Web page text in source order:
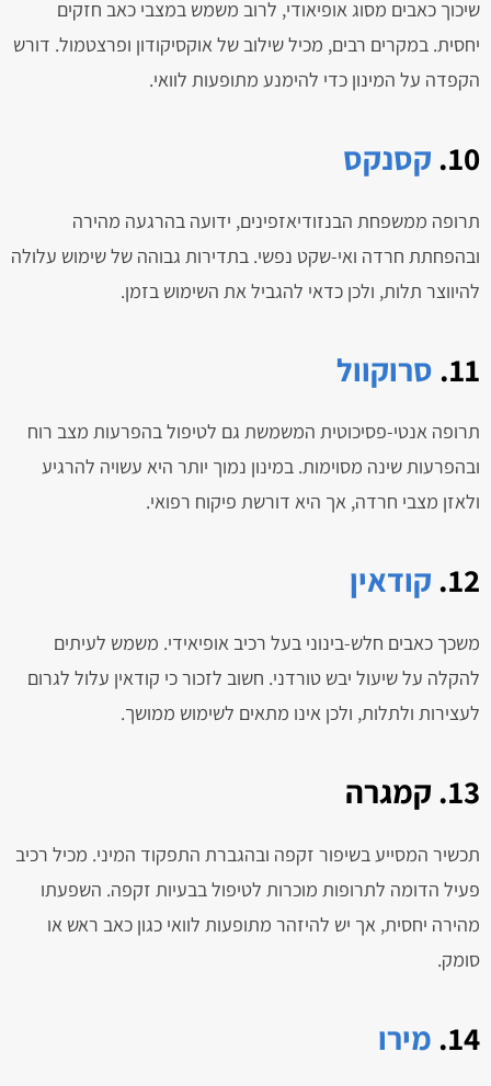
שיכוך כאבים מסוג אופיאודי, לרוב משמש במצבי כאב חזקים
יחסית. במקרים רבים, מכיל שילוב של אוקסיקודון ופרצטמול. דורש
הקפדה על המינון כדי להימנע מתופעות לוואי.
10. קסנקס
תרופה ממשפחת הבנזודיאזפינים, ידועה בהרגעה מהירה
ובהפחתת חרדה ואי-שקט נפשי. בתדירות גבוהה של שימוש עלולה
להיווצר תלות, ולכן כדאי להגביל את השימוש בזמן.
11. סרוקוול
תרופה אנטי-פסיכוטית המשמשת גם לטיפול בהפרעות מצב רוח
ובהפרעות שינה מסוימות. במינון נמוך יותר היא עשויה להרגיע
ולאזן מצבי חרדה, אך היא דורשת פיקוח רפואי.
12. קודאין
משכך כאבים חלש-בינוני בעל רכיב אופיאידי. משמש לעיתים
להקלה על שיעול יבש טורדני. חשוב לזכור כי קודאין עלול לגרום
לעצירות ולתלות, ולכן אינו מתאים לשימוש ממושך.
13. קמגרה
תכשיר המסייע בשיפור זקפה ובהגברת התפקוד המיני. מכיל רכיב
פעיל הדומה לתרופות מוכרות לטיפול בבעיות זקפה. השפעתו
מהירה יחסית, אך יש להיזהר מתופעות לוואי כגון כאב ראש או
סומק.
14. מירו